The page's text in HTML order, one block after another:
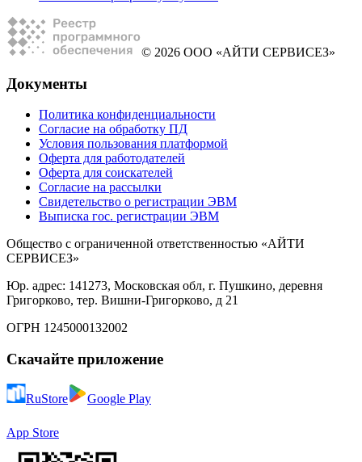
© 2026 ООО «АЙТИ СЕРВИСЕЗ»
Документы
Политика конфиденциальности
Согласие на обработку ПД
Условия пользования платформой
Оферта для работодателей
Оферта для соискателей
Согласие на рассылки
Свидетельство о регистрации ЭВМ
Выписка гос. регистрации ЭВМ
Общество с ограниченной ответственностью «АЙТИ
СЕРВИСЕЗ»
Юр. адрес: 141273, Московская обл, г. Пушкино, деревня
Григорково, тер. Вишни-Григорково, д 21
ОГРН 1245000132002
Скачайте приложение
RuStore Google Play
App Store